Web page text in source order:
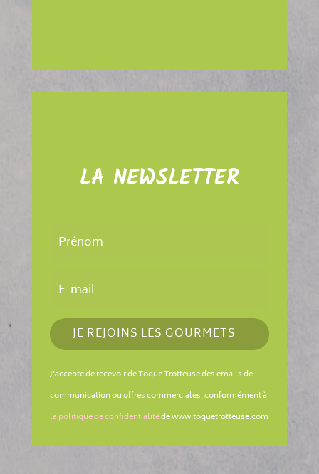
LA NEWSLETTER
JE REJOINS LES GOURMETS
J'accepte de recevoir de Toque Trotteuse des emails de
communication ou offres commerciales, conformément à
la politique de confidentialitéde www.toquetrotteuse.com